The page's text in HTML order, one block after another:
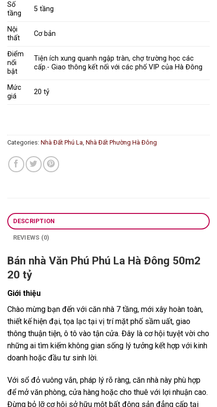
Số
tầng
5 tầng
Nội
thất
Cơ bản
Điểm
nổi
bật
Tiện ích xung quanh ngập tràn, chợ trường học các
cấp.- Giao thông kết nối với các phố VIP của Hà Đông
Mức
giá
20 tỷ
Categories: Nhà Đất Phú La, Nhà Đất Phường Hà Đông
DESCRIPTION
REVIEWS (0)
Bán nhà Văn Phú Phú La Hà Đông 50m2
20 tỷ
Giới thiệu
Chào mừng bạn đến với căn nhà 7 tầng, mới xây hoàn toàn,
thiết kế hiện đại, tọa lạc tại vị trí mặt phố sầm uất, giao
thông thuận tiện, ô tô vào tận cửa. Đây là cơ hội tuyệt vời cho
những ai tìm kiếm không gian sống lý tưởng kết hợp với kinh
doanh hoặc đầu tư sinh lời.
Với sổ đỏ vuông vắn, pháp lý rõ ràng, căn nhà này phù hợp
để mở văn phòng, cửa hàng hoặc cho thuê với lợi nhuận cao.
Đừng bỏ lỡ cơ hội sở hữu một bất động sản đẳng cấp tại